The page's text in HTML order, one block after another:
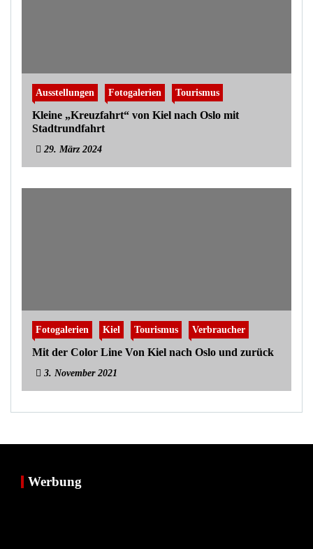
Ausstellungen Fotogalerien Tourismus
Kleine „Kreuzfahrt“ von Kiel nach Oslo mit
Stadtrundfahrt
29. März 2024
Fotogalerien Kiel Tourismus Verbraucher
Mit der Color Line Von Kiel nach Oslo und zurück
3. November 2021
Werbung